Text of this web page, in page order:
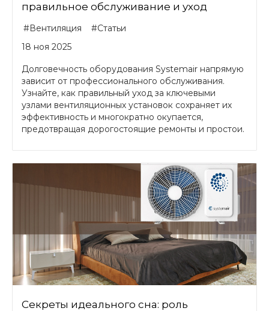
правильное обслуживание и уход
#Вентиляция
#Статьи
18 ноя 2025
Долговечность оборудования Systemair напрямую
зависит от профессионального обслуживания.
Узнайте, как правильный уход за ключевыми
узлами вентиляционных установок сохраняет их
эффективность и многократно окупается,
предотвращая дорогостоящие ремонты и простои.
Секреты идеального сна: роль